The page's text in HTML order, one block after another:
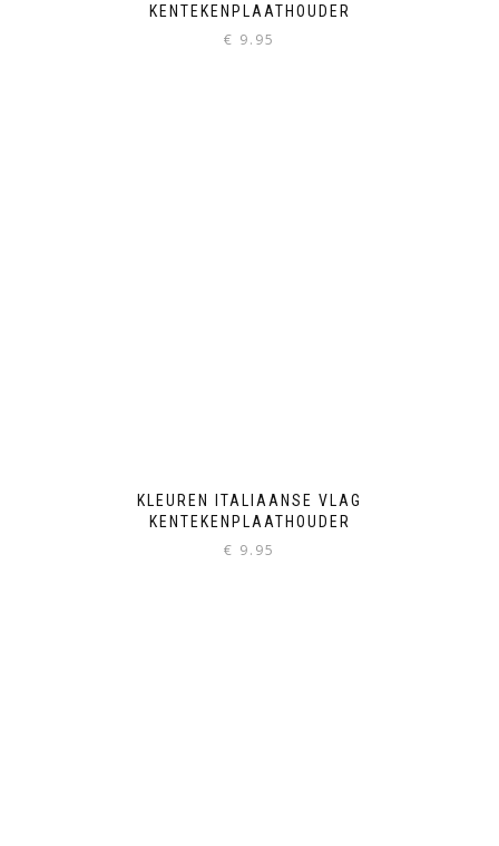
KENTEKENPLAATHOUDER
€ 9.95
KLEUREN ITALIAANSE VLAG
KENTEKENPLAATHOUDER
€ 9.95